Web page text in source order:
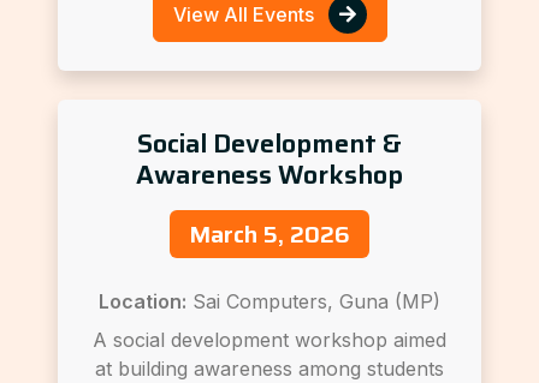
View All Events
Social Development &
Awareness Workshop
March 5, 2026
Location: Sai Computers, Guna (MP)
A social development workshop aimed
at building awareness among students